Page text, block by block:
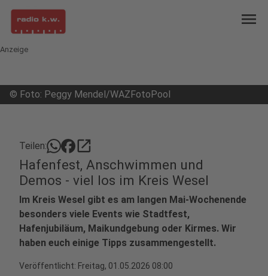
menu
Anzeige
© Foto: Peggy Mendel/WAZFotoPool
Teilen: open_in_new
Hafenfest, Anschwimmen und
Demos - viel los im Kreis Wesel
Im Kreis Wesel gibt es am langen Mai-Wochenende
besonders viele Events wie Stadtfest,
Hafenjubiläum, Maikundgebung oder Kirmes. Wir
haben euch einige Tipps zusammengestellt.
Veröffentlicht: Freitag, 01.05.2026 08:00